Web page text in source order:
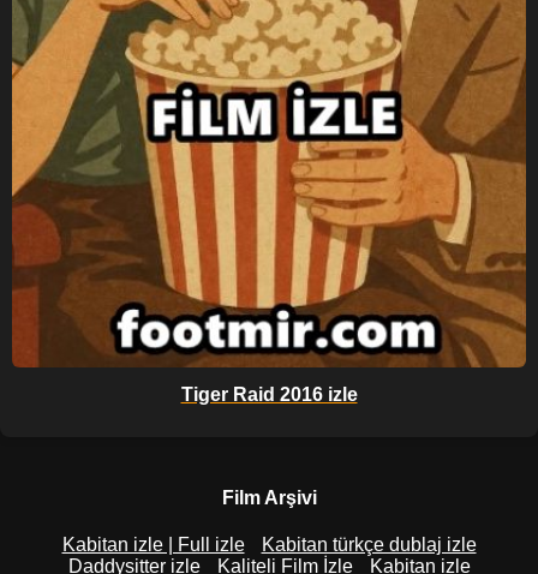
Tiger Raid 2016 izle
Film Arşivi
Kabitan izle | Full izle
Kabitan türkçe dublaj izle
Daddysitter izle
Kaliteli Film İzle Kabitan izle